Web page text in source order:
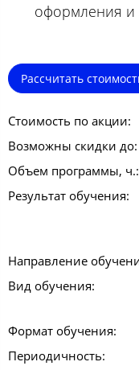
оформления и
Рассчитать
Стоимость по акции:
Возможны скидки до:
Объем программы, ч.:
Результат обучения:
Направление
Вид обучения:
Формат обучения:
Периодичность: